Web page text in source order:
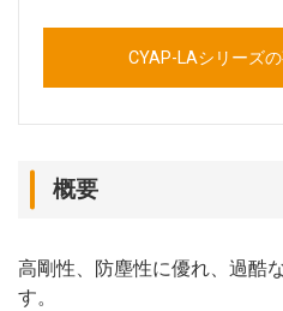
CYAP-LAシリーズ
概要
高剛性、防塵性に優れ、過酷
す。